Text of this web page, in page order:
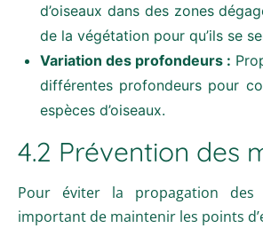
d’oiseaux dans des zones
de la végétation pour qu’ils se
Variation des profondeurs :
différentes profondeurs pour
espèces d’oiseaux.
4.2 Prévention des
Pour éviter la propagation
important de maintenir les points